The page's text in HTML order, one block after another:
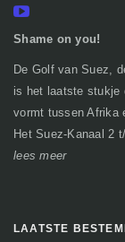
Shame on you!
De Golf van Suez,
is het laatste stukje
vormt tussen Afrika
Het Suez-Kanaal 2
lees meer
LAATSTE